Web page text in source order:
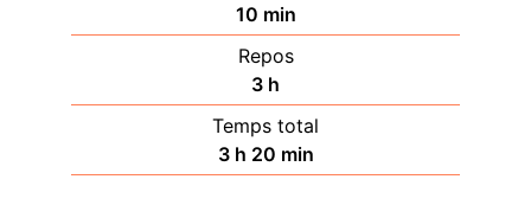
10minutes
min
Repos
3heures
h
Temps total
3heures
h 20minutes
min